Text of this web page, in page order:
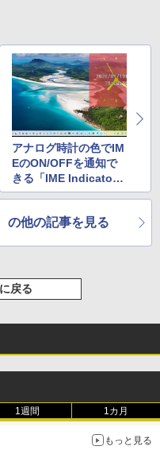
アナログ時計の色でIM
EのON/OFFを通知で
きる「IME Indicator
Clock」v1.0.0 ほか
の他の記事を見る
戻る
1週間 1カ月
もっと見る